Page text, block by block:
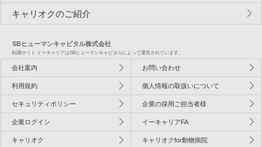
キャリオクのご紹介
SBヒューマンキャピタル株式会社
転職サイト イーキャリアはSBヒューマンキャピタルによって運営されています。
会社案内 お問い合わせ
利用規約 個人情報の取扱いについて
セキュリティポリシー 企業の採用ご担当者様
企業ログイン イーキャリアFA
キャリオク キャリオクfor動物病院